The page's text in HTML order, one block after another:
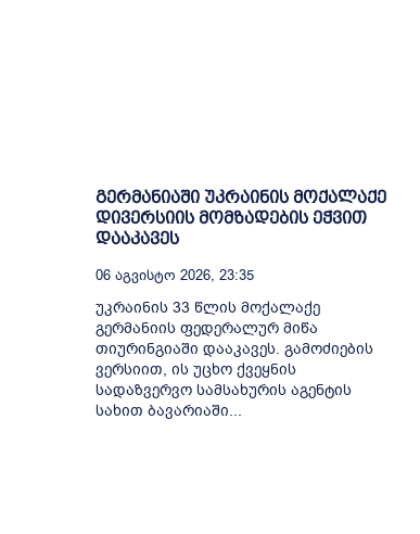
გერმანიაში უკრაინის მოქალაქე
დივერსიის მომზადების ეჭვით
დააკავეს
06 Აგვისტო 2026, 23:35
უკრაინის 33 წლის მოქალაქე
გერმანიის ფედერალურ მიწა
თიურინგიაში დააკავეს. გამოძიების
ვერსიით, ის უცხო ქვეყნის
სადაზვერვო სამსახურის აგენტის
სახით ბავარიაში...